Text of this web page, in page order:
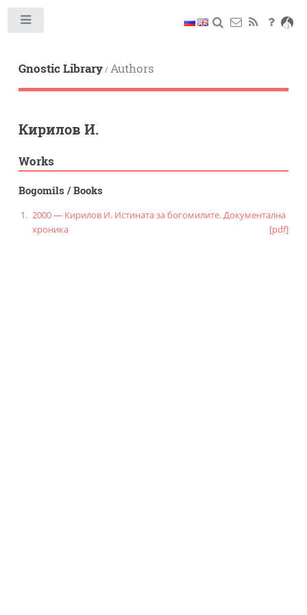
Gnostic Library/Authors
Кирилов И.
Works
Bogomils/Books
2000 — Кирилов И. Истината за богомилите. Документална
хроника
[pdf]